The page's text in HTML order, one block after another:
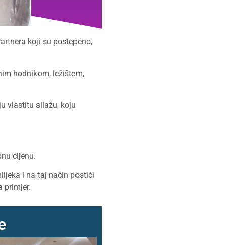
koji su postepeno,
hodnikom, ležištem,
vlastitu silažu, koju
cijenu.
i na taj način postići
primjer.